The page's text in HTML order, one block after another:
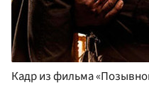
Кадр из фильма